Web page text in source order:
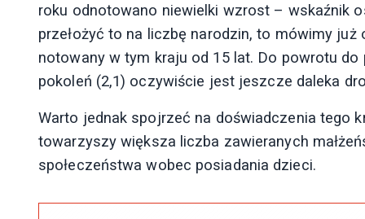
roku odnotowano niewielki wzrost – wskaźnik
przełożyć to na liczbę narodzin, to mówimy
notowany w tym kraju od 15 lat. Do powrotu
pokoleń (2,1) oczywiście jest jeszcze daleka
Warto jednak spojrzeć na doświadczenia tego
towarzyszy większa liczba zawieranych
społeczeństwa wobec posiadania dzieci.